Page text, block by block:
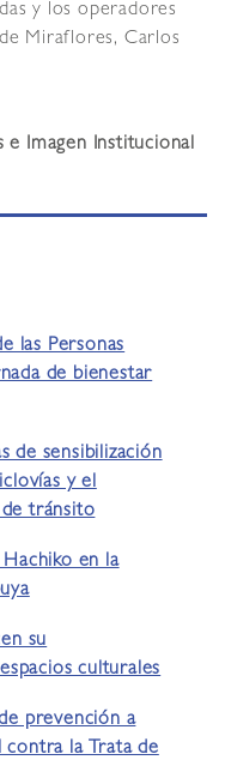
y los operadores
Miraflores, Carlos
e Imagen Institucional
las Personas
de bienestar
de sensibilización
y el
tránsito
en la
su
culturales
prevención a
la Trata de